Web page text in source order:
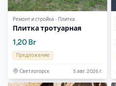
Ремонт и стройка - Плитка
Плитка тротуарная
1,20 Br
Предложение
Светлогорск 5 авг. 2026 г.